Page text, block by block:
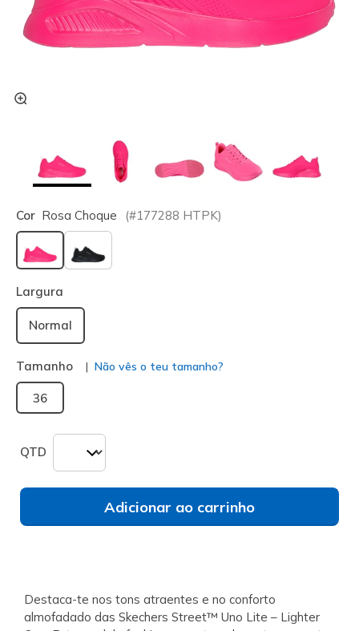
Cor Rosa Choque (#177288 HTPK)
selecionado
Largura
Normal
Tamanho Não vês o teu tamanho?
36
QTD
Adicionar ao carrinho
Destaca-te nos tons atraentes e no conforto
almofadado das Skechers Street™ Uno Lite – Lighter